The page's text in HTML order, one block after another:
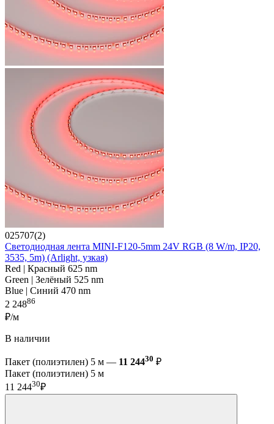
025707(2)
Светодиодная лента MINI-F120-5mm 24V RGB (8 W/m, IP20,
3535, 5m) (Arlight, узкая)
Red | Красный 625 nm
Green | Зелёный 525 nm
Blue | Синий 470 nm
2 24886
₽/м
В наличии
Пакет (полиэтилен) 5 м — 11 24430 ₽
Пакет (полиэтилен) 5 м
11 24430₽